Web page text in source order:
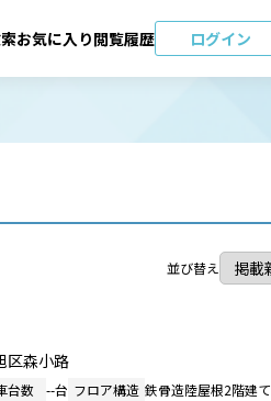
お気に入り閲覧履歴 ログイン
並び替え
区森小路
台数 --台 フロア構造 鉄骨造陸屋根2階建て